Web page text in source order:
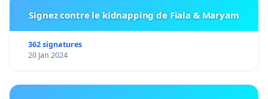
Signez contre le kidnapping de Fiala & Maryam
362 signatures
20 Jan 2024